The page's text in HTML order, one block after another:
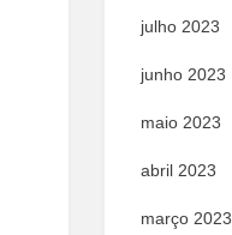
julho 2023
junho 2023
maio 2023
abril 2023
março 2023